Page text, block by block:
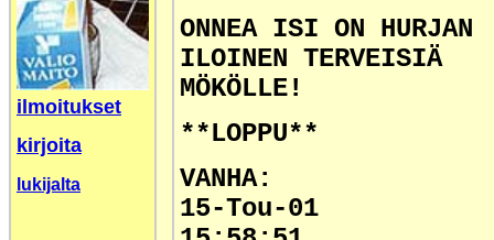
ilmoitukset
kirjoita
lukijalta
ONNEA ISI ON HURJAN
ILOINEN TERVEISIÄ
MÖKÖLLE!
**LOPPU**
VANHA:
15-Tou-01